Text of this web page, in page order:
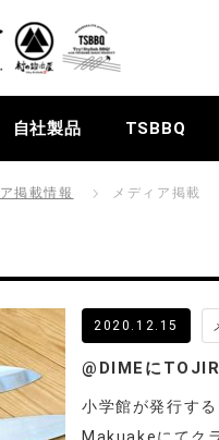
自社製品 TSBBQ
掲載情報 メディア掲載
2020.12.15
@DIMEに
小学館が発行す